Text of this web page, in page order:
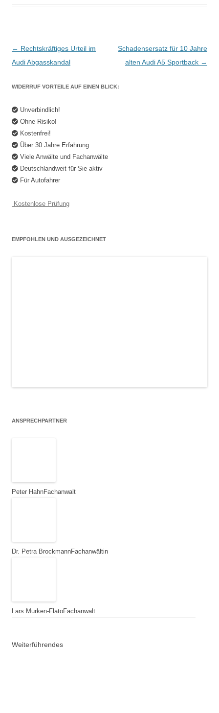
Beitrags-
Navigation
← Rechtskräftiges Urteil im
Audi Abgasskandal
Schadensersatz für 10 Jahre
alten Audi A5 Sportback →
WIDERRUF VORTEILE AUF EINEN BLICK:
Unverbindlich!
Ohne Risiko!
Kostenfrei!
Über 30 Jahre Erfahrung
Viele Anwälte und Fachanwälte
Deutschlandweit für Sie aktiv
Für Autofahrer
Kostenlose Prüfung
EMPFOHLEN UND AUSGEZEICHNET
ANSPRECHPARTNER
Peter HahnFachanwalt
Dr. Petra BrockmannFachanwältin
Lars Murken-FlatoFachanwalt
Weiterführendes